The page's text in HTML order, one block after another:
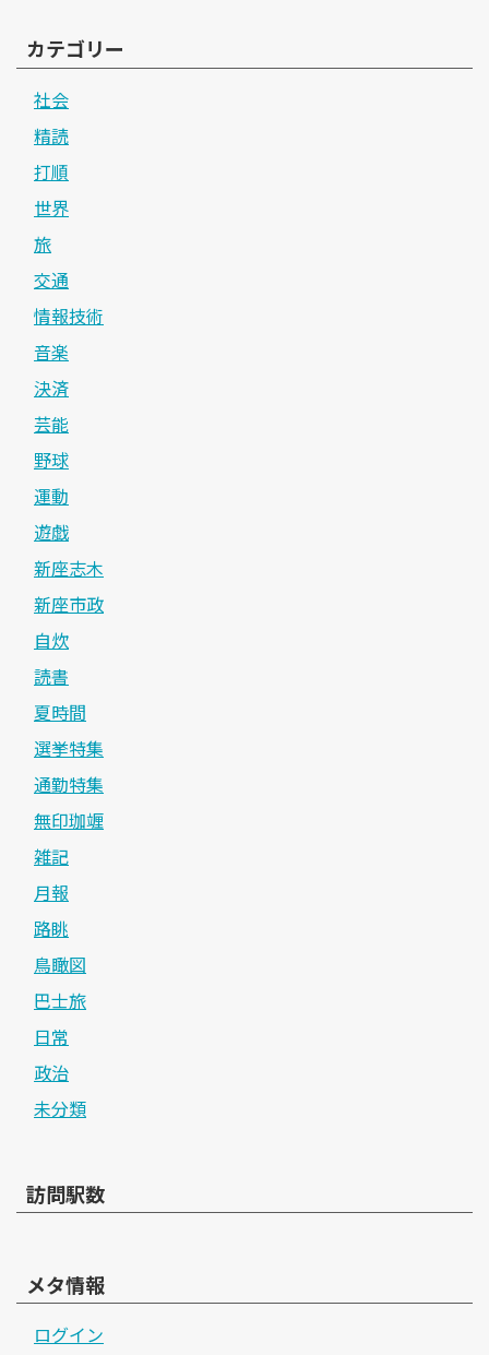
カテゴリー
社会
精読
打順
世界
旅
交通
情報技術
音楽
決済
芸能
野球
運動
遊戯
新座志木
新座市政
自炊
読書
夏時間
選挙特集
通勤特集
無印珈竰
雑記
月報
路眺
鳥瞰図
巴士旅
日常
政治
未分類
訪問駅数
メタ情報
ログイン